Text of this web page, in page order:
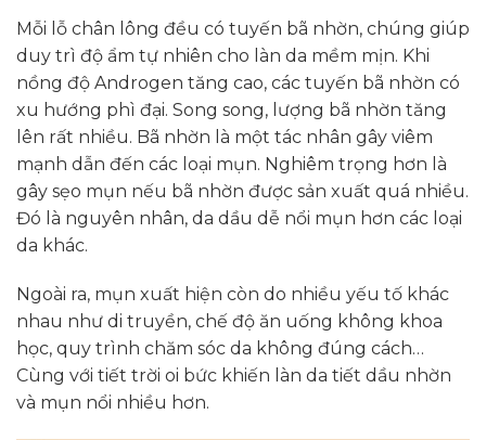
Mỗi lỗ chân lông đều có tuyến bã nhờn, chúng giúp
duy trì độ ẩm tự nhiên cho làn da mềm mịn. Khi
nồng độ Androgen tăng cao, các tuyến bã nhờn có
xu hướng phì đại. Song song, lượng bã nhờn tăng
lên rất nhiều. Bã nhờn là một tác nhân gây viêm
mạnh dẫn đến các loại mụn. Nghiêm trọng hơn là
gây sẹo mụn nếu bã nhờn được sản xuất quá nhiều.
Đó là nguyên nhân, da dầu dễ nổi mụn hơn các loại
da khác.
Ngoài ra, mụn xuất hiện còn do nhiều yếu tố khác
nhau như di truyền, chế độ ăn uống không khoa
học, quy trình chăm sóc da không đúng cách…
Cùng với tiết trời oi bức khiến làn da tiết dầu nhờn
và mụn nổi nhiều hơn.